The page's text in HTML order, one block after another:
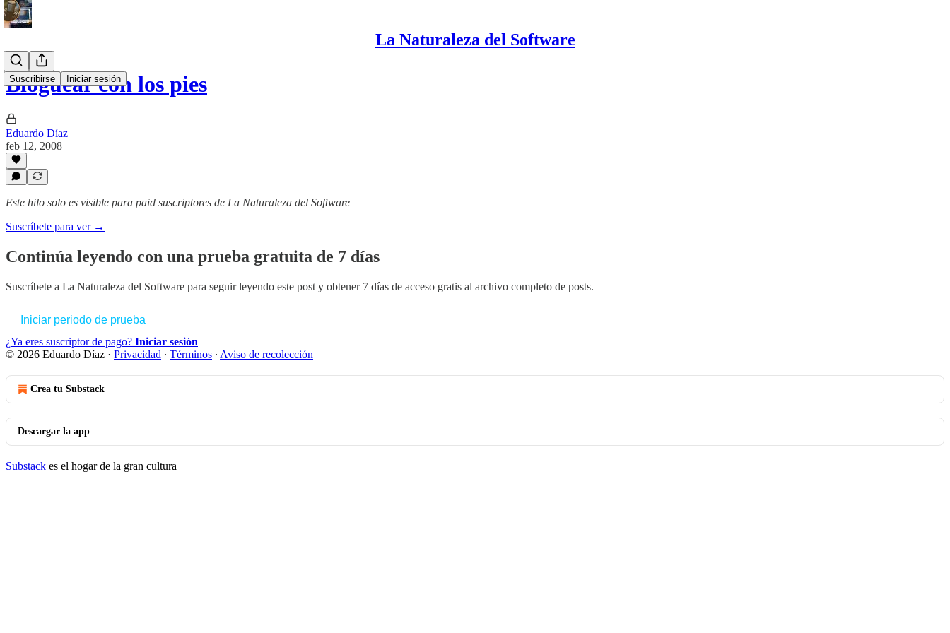
La Naturaleza del Software
Suscribirse Iniciar sesión
Bloguear con los pies
Eduardo Díaz
feb 12, 2008
Este hilo solo es visible para paid suscriptores de La Naturaleza del Software
Suscríbete para ver →
Continúa leyendo con una prueba gratuita de 7 días
Suscríbete a La Naturaleza del Software para seguir leyendo este post y obtener 7 días de acceso gratis al archivo completo de posts.
Iniciar periodo de prueba
¿Ya eres suscriptor de pago? Iniciar sesión
© 2026 Eduardo Díaz · Privacidad ∙ Términos ∙ Aviso de recolección
Crea tu Substack
Descargar la app
Substack es el hogar de la gran cultura